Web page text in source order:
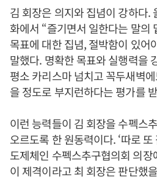
김 회장은 의지와 집념이 강하다.
화에서 “즐기면서 일한다는 말의
목표에 대한 집념, 절박함이 있어
말했다. 명확한 목표와 실행력을
평소 카리스마 넘치고 꼭두새벽
을 정도로 부지런하다는 평가를
이런 능력들이 김 회장을 수펙스
오르도록 한 원동력이다. ‘따로
도제체인 수펙스추구협의회 의
이 제격이라고 최 회장은 판단했